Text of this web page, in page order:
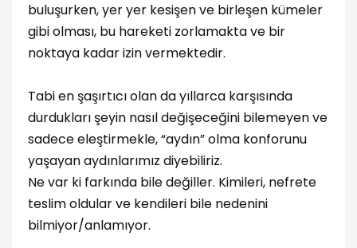
buluşurken, yer yer kesişen ve birleşen kümeler
gibi olması, bu hareketi zorlamakta ve bir
noktaya kadar izin vermektedir.
Tabi en şaşırtıcı olan da yıllarca karşısında
durdukları şeyin nasıl değişeceğini bilemeyen ve
sadece eleştirmekle, “aydın” olma konforunu
yaşayan aydınlarımız diyebiliriz.
Ne var ki farkında bile değiller. Kimileri, nefrete
teslim oldular ve kendileri bile nedenini
bilmiyor/anlamıyor.